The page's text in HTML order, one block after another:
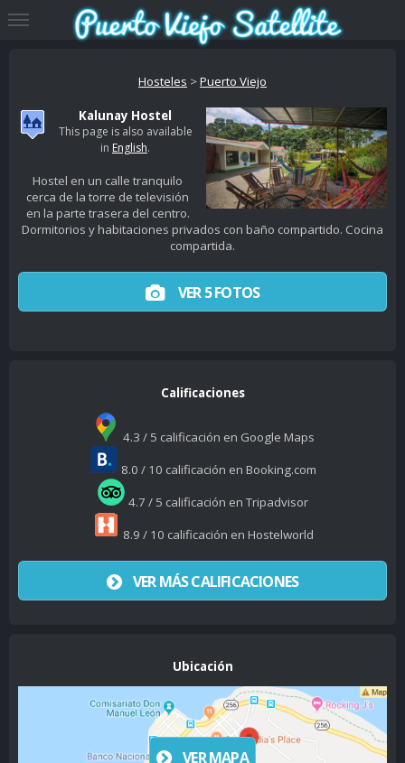
Hosteles >Puerto Viejo
Kalunay Hostel
This page is also available
in English.
Hostel en un calle tranquilo
cerca de la torre de televisión
en la parte trasera del centro.
Dormitorios y habitaciones privados con baño compartido. Cocina
compartida.
VER 5 FOTOS
Calificaciones
4.3 / 5 calificación en Google Maps
8.0 / 10 calificación en Booking.com
4.7 / 5 calificación en Tripadvisor
8.9 / 10 calificación en Hostelworld
VER MÁS CALIFICACIONES
Ubicación
VER MAPA